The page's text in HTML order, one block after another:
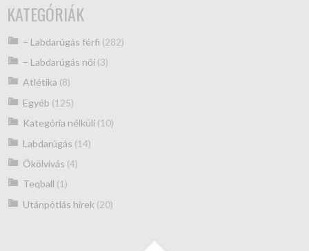
KATEGÓRIÁK
– Labdarúgás férfi (282)
– Labdarúgás női(3)
Atlétika (8)
Egyéb (125)
Kategória nélküli(10)
Labdarúgás (14)
Ökölvívás (4)
Teqball (1)
Utánpótlás hírek (20)